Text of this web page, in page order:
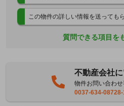
この物件の詳しい情報を送っても
質問できる項目を
不動産会社
物件お問い合わ
0037-634-